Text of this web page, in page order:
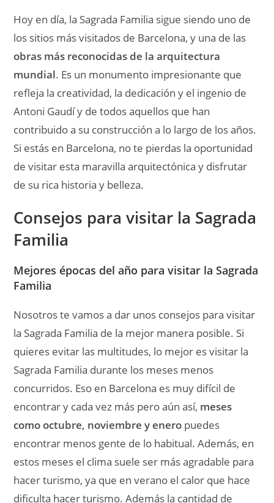
Hoy en día, la Sagrada Familia sigue siendo uno de
los sitios más visitados de Barcelona, y una de las
obras más reconocidas de la arquitectura
mundial. Es un monumento impresionante que
refleja la creatividad, la dedicación y el ingenio de
Antoni Gaudí y de todos aquellos que han
contribuido a su construcción a lo largo de los años.
Si estás en Barcelona, no te pierdas la oportunidad
de visitar esta maravilla arquitectónica y disfrutar
de su rica historia y belleza.
Consejos para visitar la Sagrada
Familia
Mejores épocas del año para visitar la Sagrada
Familia
Nosotros te vamos a dar unos consejos para visitar
la Sagrada Familia de la mejor manera posible. Si
quieres evitar las multitudes, lo mejor es visitar la
Sagrada Familia durante los meses menos
concurridos. Eso en Barcelona es muy difícil de
encontrar y cada vez más pero aún así, meses
como octubre, noviembre y enero puedes
encontrar menos gente de lo habitual. Además, en
estos meses el clima suele ser más agradable para
hacer turismo, ya que en verano el calor que hace
dificulta hacer turismo. Además la cantidad de